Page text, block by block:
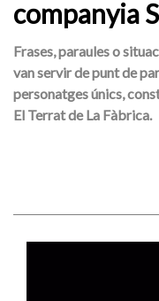
companyia
Frases, paraules o
van servir de punt de
personatges únics,
El Terrat de La Fàbrica.